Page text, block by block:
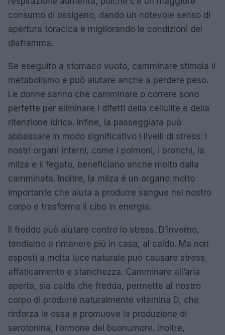
consumo di ossigeno, dando un notevole senso di
apertura toracica e migliorando le condizioni del
diaframma.
Se eseguito a stomaco vuoto, camminare stimola il
metabolismo e può aiutare anche a perdere peso.
Le donne sanno che camminare o correre sono
perfette per eliminare i difetti della cellulite e della
ritenzione idrica. Infine, la passeggiata può
abbassare in modo significativo i livelli di stress. I
nostri organi interni, come i polmoni, i bronchi, la
milza e il fegato, beneficiano anche molto dalla
camminata. Inoltre, la milza è un organo molto
importante che aiuta a produrre sangue nel nostro
corpo e trasforma il cibo in energia.
Il freddo può aiutare contro lo stress. D’inverno,
tendiamo a rimanere più in casa, al caldo. Ma non
esposti a molta luce naturale può causare stress,
affaticamento e stanchezza. Camminare all’aria
aperta, sia calda che fredda, permette al nostro
corpo di produrre naturalmente vitamina D, che
rinforza le ossa e promuove la produzione di
serotonina, l’ormone del buonumore. Inoltre,